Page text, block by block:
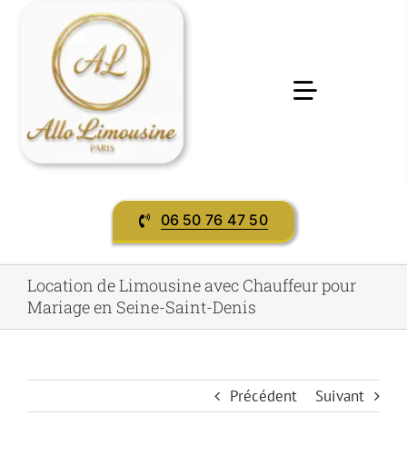
contenu
Toggle
Accueil
Préstations & services
Evènement
06 50 76 47 50
Location de Limousine avec Chauffeur pour
Mariage en Seine-Saint-Denis
Précédent Suivant